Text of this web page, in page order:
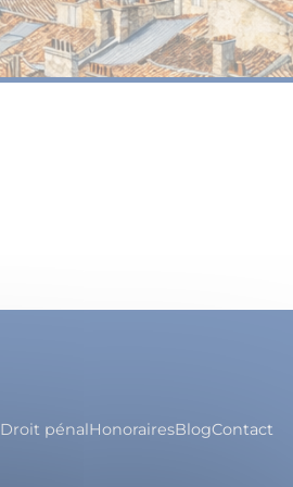
Droit pénalHonorairesBlogContact